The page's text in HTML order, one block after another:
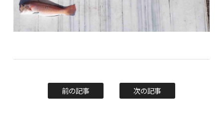
前の記事 次の記事